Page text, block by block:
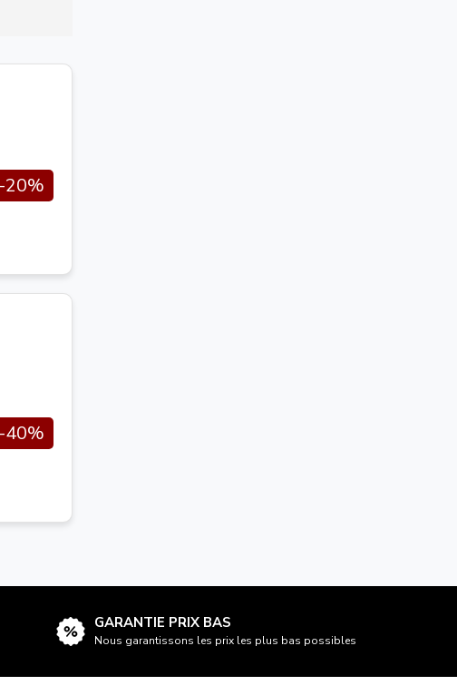
-20%
-40%
GARANTIE PRIX BAS
Nous garantissons les prix les plus bas possibles